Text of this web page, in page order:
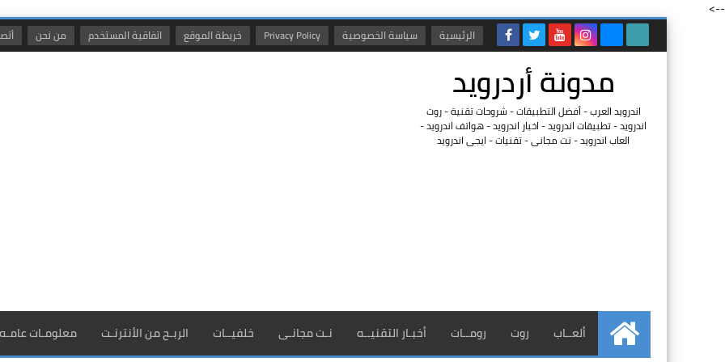
-->
الرئيسية سياسة الخصوصية Privacy Policy خريطة الموقع اتفاقية المستخدم من نحن
مدونة أردرويد
اندرويد العرب - أفضل التطبيقات - شروحات تقنية - روت
اندرويد - تطبيقات اندرويد - اخبار اندرويد - هواتف اندرويد -
العاب اندرويد - نت مجانى - تقنيات - ايجى اندرويد
الرئيسية
ألعــاب روت رومــات أخبـار التقنيــه نـت مجانـى خلفيــات الربـح من الأنترنـت معلومـات عامـه